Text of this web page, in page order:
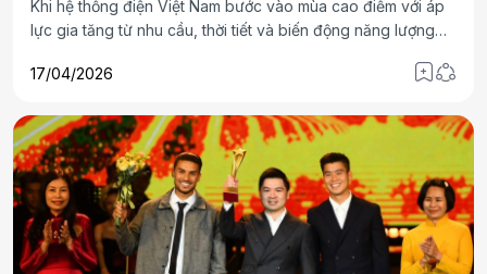
Khi hệ thống điện Việt Nam bước vào mùa cao điểm với áp
lực gia tăng từ nhu cầu, thời tiết và biến động năng lượng
thiết hơn bao giờ hết. Giữa bối cảnh đó, việc một dự án điện
thành chỉ trong 16 tháng, cung cấp tới 0,9 tỷ kWh mỗi năm,
không chỉ là một kỷ lục tiến độ, mà đặt ra câu hỏi về cách
tiếp cận hoàn toàn khác trong phát triển năng lượng.
17/04/2026